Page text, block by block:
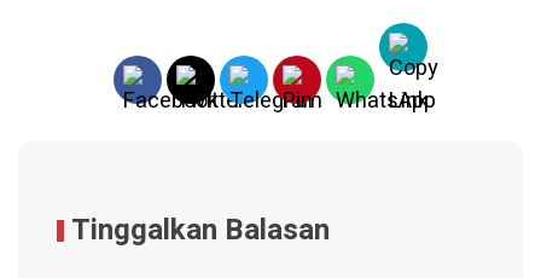
Tinggalkan Balasan